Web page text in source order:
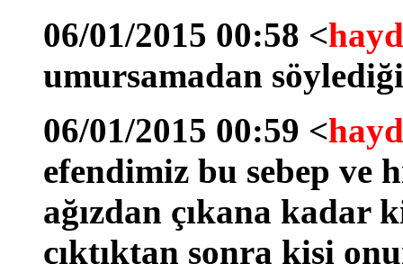
06/01/2015 00:58 <
umursamadan
06/01/2015 00:59 <
efendimiz bu sebep ve
ağızdan çıkana kadar
çıktıktan sonra kişi